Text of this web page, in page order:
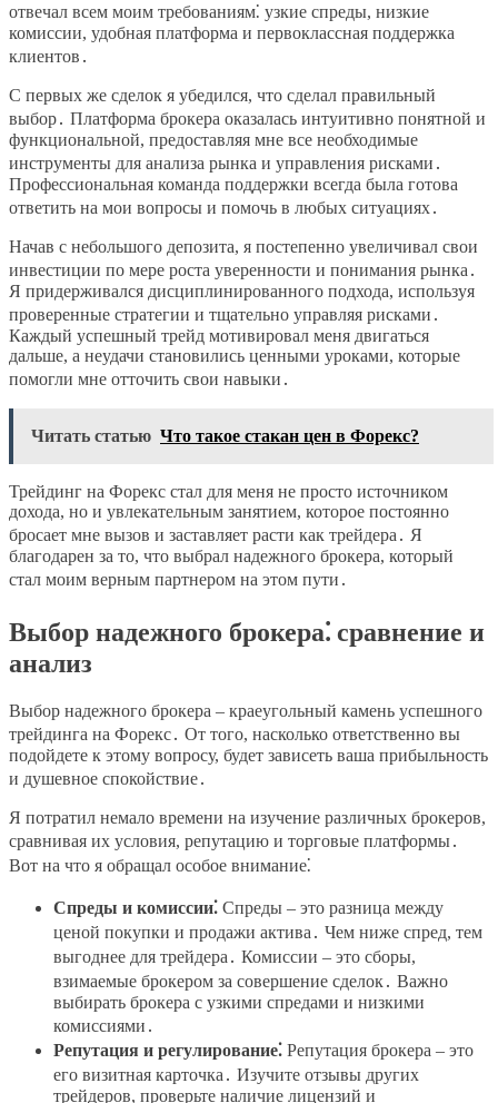
отвечал всем моим требованиям⁚ узкие спреды, низкие
комиссии, удобная платформа и первоклассная поддержка
клиентов․
С первых же сделок я убедился, что сделал правильный
выбор․ Платформа брокера оказалась интуитивно понятной и
функциональной, предоставляя мне все необходимые
инструменты для анализа рынка и управления рисками․
Профессиональная команда поддержки всегда была готова
ответить на мои вопросы и помочь в любых ситуациях․
Начав с небольшого депозита, я постепенно увеличивал свои
инвестиции по мере роста уверенности и понимания рынка․
Я придерживался дисциплинированного подхода, используя
проверенные стратегии и тщательно управляя рисками․
Каждый успешный трейд мотивировал меня двигаться
дальше, а неудачи становились ценными уроками, которые
помогли мне отточить свои навыки․
Читать статью Что такое стакан цен в Форекс?
Трейдинг на Форекс стал для меня не просто источником
дохода, но и увлекательным занятием, которое постоянно
бросает мне вызов и заставляет расти как трейдера․ Я
благодарен за то, что выбрал надежного брокера, который
стал моим верным партнером на этом пути․
Выбор надежного брокера⁚ сравнение и
анализ
Выбор надежного брокера – краеугольный камень успешного
трейдинга на Форекс․ От того, насколько ответственно вы
подойдете к этому вопросу, будет зависеть ваша прибыльность
и душевное спокойствие․
Я потратил немало времени на изучение различных брокеров,
сравнивая их условия, репутацию и торговые платформы․
Вот на что я обращал особое внимание⁚
Спреды и комиссии⁚ Спреды – это разница между
ценой покупки и продажи актива․ Чем ниже спред, тем
выгоднее для трейдера․ Комиссии – это сборы,
взимаемые брокером за совершение сделок․ Важно
выбирать брокера с узкими спредами и низкими
комиссиями․
Репутация и регулирование⁚ Репутация брокера – это
его визитная карточка․ Изучите отзывы других
трейдеров, проверьте наличие лицензий и